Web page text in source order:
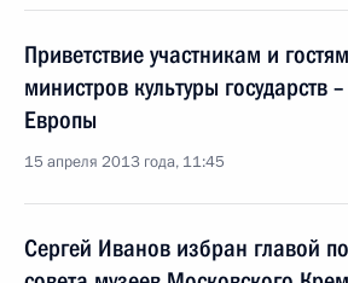
Приветствие участникам и
министров культуры государств
Европы
15 апреля 2013 года, 11:45
Сергей Иванов избран главой